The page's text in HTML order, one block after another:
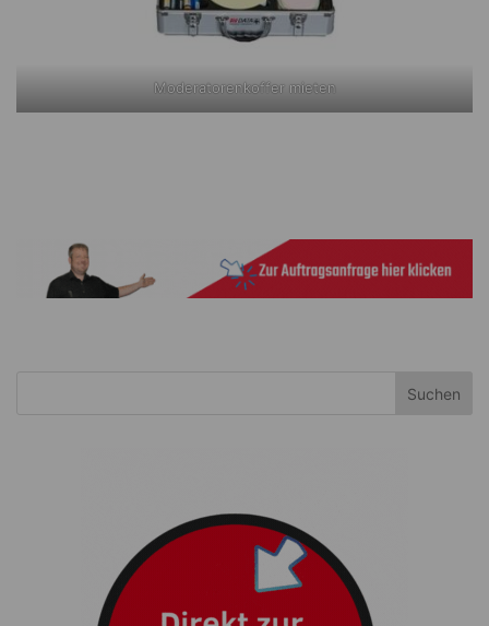
Moderatorenkoffer mieten
Suchen